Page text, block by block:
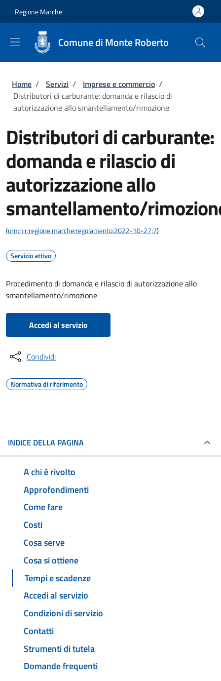
Regione Marche
Comune di Monte Roberto
Briciole di pane
Home / Servizi / Imprese e commercio /
Distributori di carburante: domanda e rilascio di
autorizzazione allo smantellamento/rimozione
Distributori di carburante:
domanda e rilascio di
autorizzazione allo
smantellamento/
(urn:nir:regione.marche:regolamento:2022-10-27;7)
Servizio attivo
Procedimento di domanda e rilascio di autorizzazione allo
smantellamento/rimozione
Accedi al servizio
Condividi
Normativa di riferimento
INDICE DELLA PAGINA
A chi è rivolto
Approfondimenti
Come fare
Costi
Cosa serve
Cosa si ottiene
Tempi e scadenze
Accedi al servizio
Condizioni di servizio
Contatti
Strumenti di tutela
Domande frequenti